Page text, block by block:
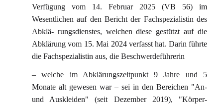
Verfügung vom 14. Februar 2025 (VB 56) im
Wesentlichen auf den Bericht der Fachspezialistin des
Abklä- rungsdienstes, welchen diese gestützt auf die
Abklärung vom 15. Mai 2024 verfasst hat. Darin führte
die Fachspezialistin aus, die Beschwerdeführerin
– welche im Abklärungszeitpunkt 9 Jahre und 5
Monate alt gewesen war – sei in den Bereichen "An-
und Auskleiden" (seit Dezember 2019), "Körper-